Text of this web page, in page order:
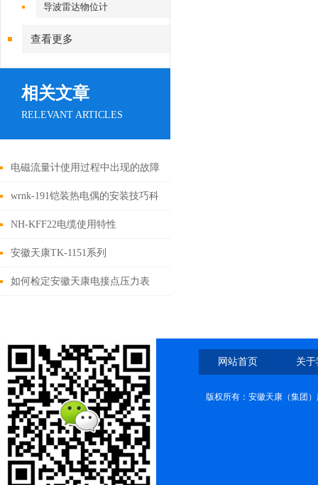
导波雷达物位计
查看更多
相关文章
RELEVANT ARTICLES
电磁流量计使用过程中出现的故障
wrnk-191铠装热电偶的安装技巧科
普
NH-KFF22电缆使用特性
安徽天康TK-1151系列
如何检定安徽天康电接点压力表
网站首页 关
版权所有：安徽天康（集团